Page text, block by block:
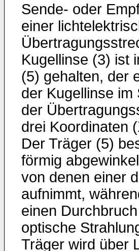
Sende- oder
einer
Kugellinse (3) ist
(5) gehalten, der
der Kugellinse im
der
drei Koordinaten
Der Träger (5)
förmig
von denen einer
aufnimmt,
einen
optische
Träger wird über